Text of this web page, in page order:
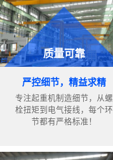
质量可靠
严控细节，精益求精
专注起重机制造细节，从螺
栓扭矩到电气接线，每个环
节都有严格标准！